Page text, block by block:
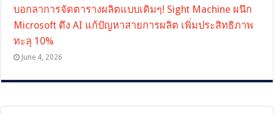
บอกลาการจัดตารางผลิตแบบเดิมๆ! Sight Machine ผนึก
Microsoft ดึง AI แก้ปัญหาสายการผลิต เพิ่มประสิทธิภาพ
ทะลุ 10%
June 4, 2026